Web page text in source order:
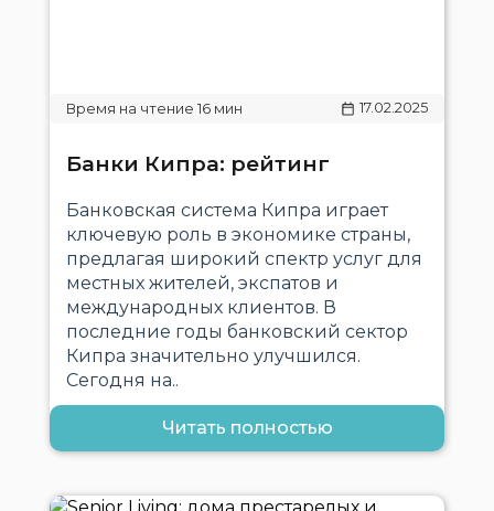
17.02.2025
Банки Кипра: рейтинг
Банковская система Кипра играет
ключевую роль в экономике страны,
предлагая широкий спектр услуг для
местных жителей, экспатов и
международных клиентов. В
последние годы банковский сектор
Кипра значительно улучшился.
Сегодня на..
Читать полностью